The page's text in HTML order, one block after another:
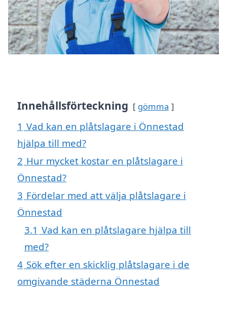
Innehållsförteckning gömma
1 Vad kan en plåtslagare i Önnestad
hjälpa till med?
2 Hur mycket kostar en plåtslagare i
Önnestad?
3 Fördelar med att välja plåtslagare i
Önnestad
3.1 Vad kan en plåtslagare hjälpa till
med?
4 Sök efter en skicklig plåtslagare i de
omgivande städerna Önnestad